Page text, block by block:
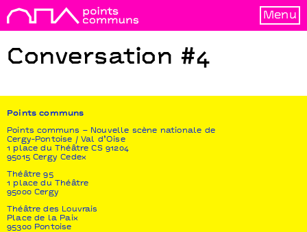
Menu
Conversation #4
Points communs
Points communs – Nouvelle scène nationale de
Cergy-Pontoise / Val d’Oise
1 place du Théâtre CS 91204
95015 Cergy Cedex
Théâtre 95
1 place du Théâtre
95000 Cergy
Théâtre des Louvrais
Place de la Paix
95300 Pontoise